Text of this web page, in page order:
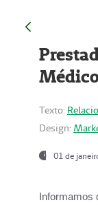
Texto:
Design:
01 de
Informamos